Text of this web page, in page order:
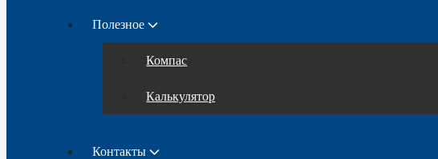
Полезное
Компас
Калькулятор
Контакты